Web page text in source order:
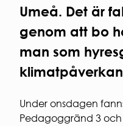
Umeå. Det är
genom att bo
man som
Under onsdagen
Pedagoggränd 3